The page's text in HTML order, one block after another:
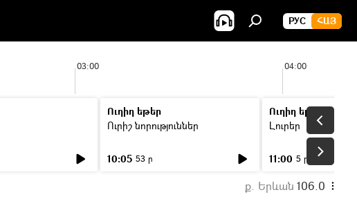
РУС ՀԱՅ
03:00 04:00
Ուղիղ եթեր
Ուրիշ նորություններ
10:05 53 ր
Ուղիղ եթեր
Լուրեր
11:00 5 ր
ք. Երևան 106.0